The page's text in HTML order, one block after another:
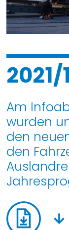
Am
wurden
den
den